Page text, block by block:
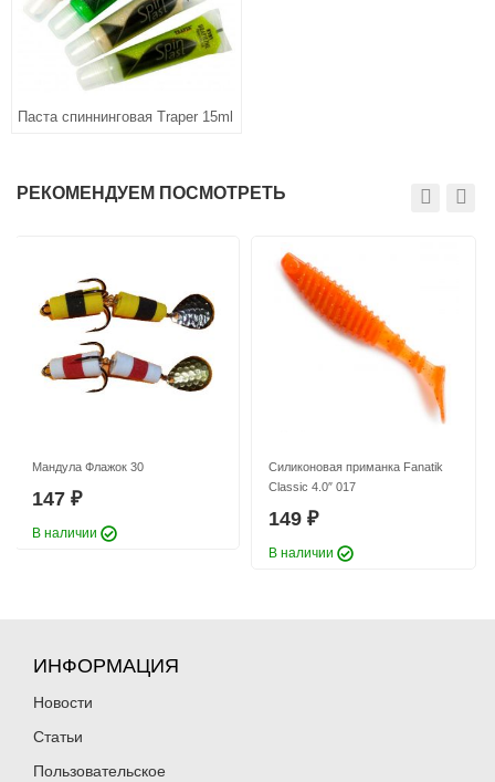
Паста спиннинговая Traper 15ml
РЕКОМЕНДУЕМ ПОСМОТРЕТЬ
Мандула Флажок 30
147 ₽
В наличии
Силиконовая приманка Fanatik
Classic 4.0″ 017
149 ₽
В наличии
ИНФОРМАЦИЯ
Новости
Статьи
Пользовательское